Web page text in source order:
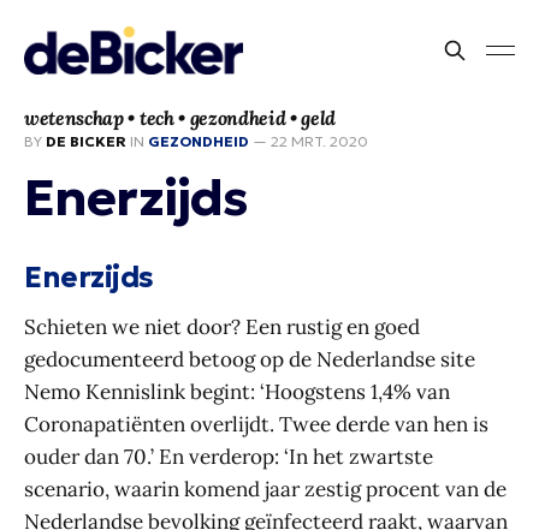
wetenschap • tech • gezondheid • geld
BY DE BICKER IN GEZONDHEID — 22 MRT. 2020
Enerzijds
Enerzijds
Schieten we niet door? Een rustig en goed
gedocumenteerd betoog op de Nederlandse site
Nemo Kennislink begint: ‘Hoogstens 1,4% van
Coronapatiënten overlijdt. Twee derde van hen is
ouder dan 70.’ En verderop: ‘In het zwartste
scenario, waarin komend jaar zestig procent van de
Nederlandse bevolking geïnfecteerd raakt, waarvan